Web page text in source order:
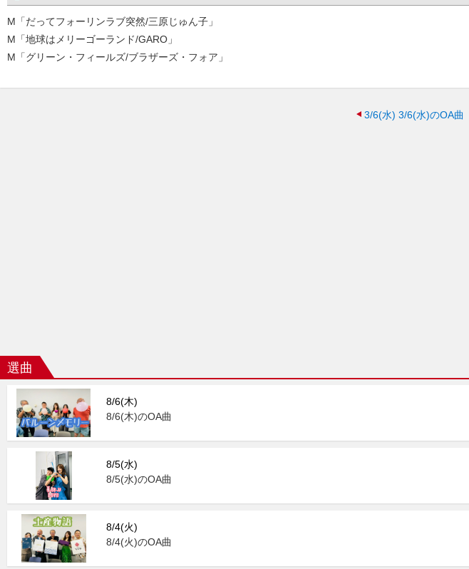
M「だってフォーリンラブ突然/三原じゅん子」
M「地球はメリーゴーランド/GARO」
M「グリーン・フィールズ/ブラザーズ・フォア」
3/6(水) 3/6(水)のOA曲
選曲
8/6(木)
8/6(木)のOA曲
8/5(水)
8/5(水)のOA曲
8/4(火)
8/4(火)のOA曲